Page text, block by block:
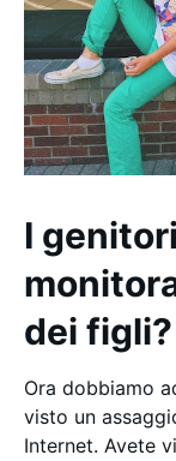
I
dei figli?
Ora dobbiamo
visto un
Internet. Avete